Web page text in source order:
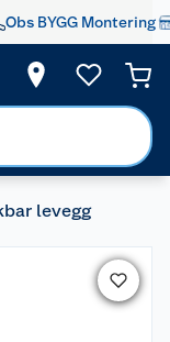
Obs BYGG Montering
levegg